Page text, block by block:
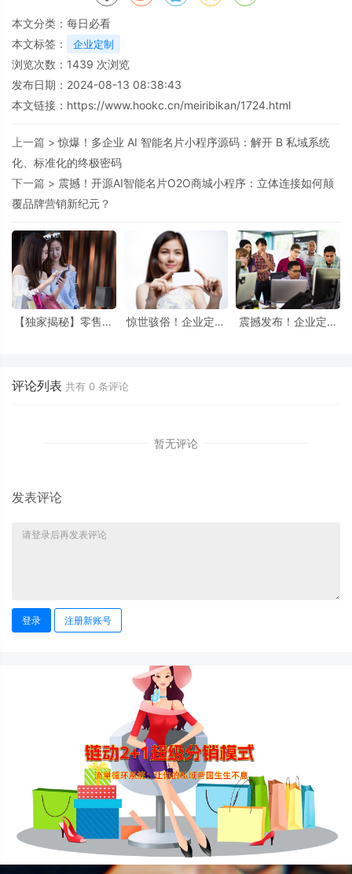
本文分类： 每日必看
本文标签：
企业定制
浏览次数： 1439 次浏览
发布日期：2024-08-13 08:38:43
本文链接： https://www.hookc.cn/meiribikan/1724.html
上一篇 > 惊爆！多企业 AI 智能名片小程序源码：解开 B 私域系统
化、标准化的终极密码
下一篇 > 震撼！开源AI智能名片O2O商城小程序：立体连接如何颠
覆品牌营销新纪元？
【独家揭秘】零售巨
惊世骇俗！企业定制
震撼发布！企业定制
评论列表 共有 0 条评论
暂无评论
发表评论
登录 注册新账号